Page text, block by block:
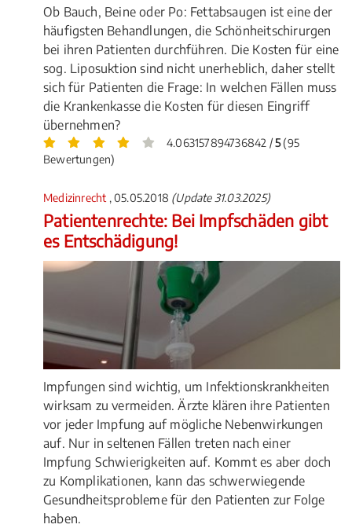
Ob Bauch, Beine oder Po: Fettabsaugen ist eine der
häufigsten Behandlungen, die Schönheitschirurgen
bei ihren Patienten durchführen. Die Kosten für eine
sog. Liposuktion sind nicht unerheblich, daher stellt
sich für Patienten die Frage: In welchen Fällen muss
die Krankenkasse die Kosten für diesen Eingriff
übernehmen?
4.063157894736842 /5(95
Bewertungen)
Medizinrecht , 05.05.2018 (Update 31.03.2025)
Patientenrechte: Bei Impfschäden gibt
es Entschädigung!
Impfungen sind wichtig, um Infektionskrankheiten
wirksam zu vermeiden. Ärzte klären ihre Patienten
vor jeder Impfung auf mögliche Nebenwirkungen
auf. Nur in seltenen Fällen treten nach einer
Impfung Schwierigkeiten auf. Kommt es aber doch
zu Komplikationen, kann das schwerwiegende
Gesundheitsprobleme für den Patienten zur Folge
haben.